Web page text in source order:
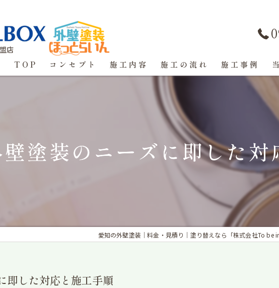
店
TOP コンセプト 施工内容 施工の流れ 施工事例
壁塗装のニーズに即した
愛知の外壁塗装｜料金・見積り｜塗り替えなら「株式会社To be
即した対応と施工手順